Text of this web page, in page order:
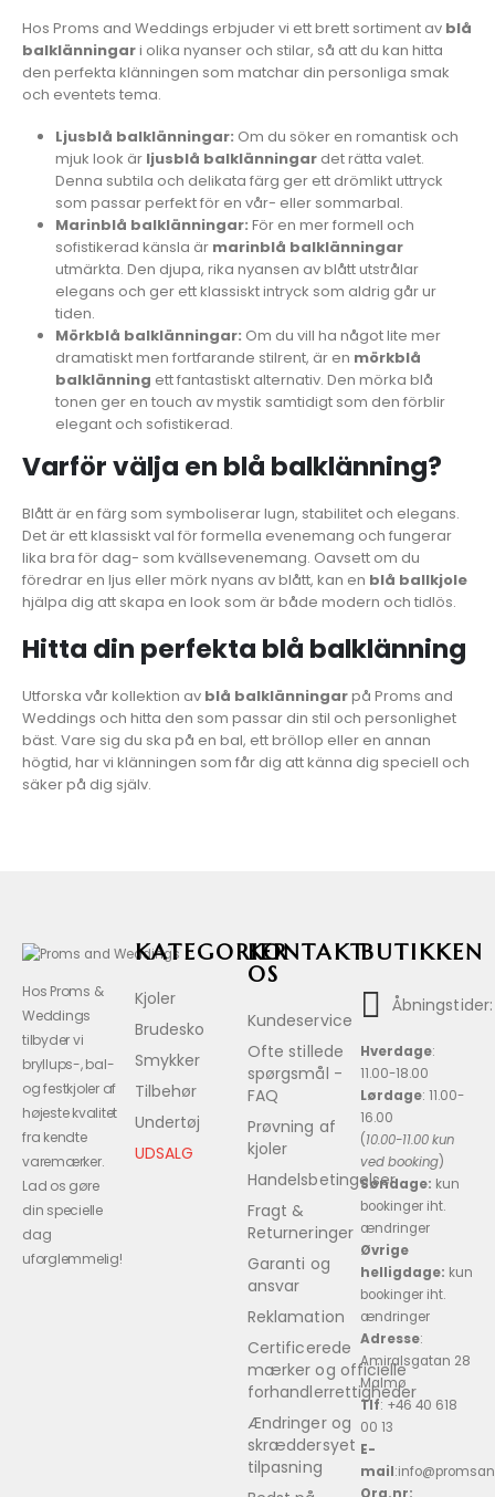
Hos Proms and Weddings erbjuder vi ett brett sortiment av blå
balklänningari olika nyanser och stilar, så att du kan hitta
den perfekta klänningen som matchar din personliga smak
och eventets tema.
Ljusblå balklänningar: Om du söker en romantisk och
mjuk look är ljusblå balklänningardet rätta valet.
Denna subtila och delikata färg ger ett drömlikt uttryck
som passar perfekt för en vår- eller sommarbal.
Marinblå balklänningar: För en mer formell och
sofistikerad känsla är marinblå balklänningar
utmärkta. Den djupa, rika nyansen av blått utstrålar
elegans och ger ett klassiskt intryck som aldrig går ur
tiden.
Mörkblå balklänningar: Om du vill ha något lite mer
dramatiskt men fortfarande stilrent, är en mörkblå
balklänning ett fantastiskt alternativ. Den mörka blå
tonen ger en touch av mystik samtidigt som den förblir
elegant och sofistikerad.
Varför välja en blå balklänning?
Blått är en färg som symboliserar lugn, stabilitet och elegans.
Det är ett klassiskt val för formella evenemang och fungerar
lika bra för dag- som kvällsevenemang. Oavsett om du
föredrar en ljus eller mörk nyans av blått, kan en blå ballkjole
hjälpa dig att skapa en look som är både modern och tidlös.
Hitta din perfekta blå balklänning
Utforska vår kollektion av blå balklänningarpå Proms and
Weddings och hitta den som passar din stil och personlighet
bäst. Vare sig du ska på en bal, ett bröllop eller en annan
högtid, har vi klänningen som får dig att känna dig speciell och
säker på dig själv.
Hos Proms &
Weddings
tilbyder vi
bryllups-, bal-
og festkjoler af
højeste kvalitet
fra kendte
varemærker.
Lad os gøre
din specielle
dag
uforglemmelig!
BUTIKKEN
Åbningstider:
Hverdage:
11.00-18.00
Lørdage: 11.00-
16.00
(10.00-11.00 kun
ved booking)
Søndage: kun
bookinger iht.
ændringer
Øvrige
helligdage: kun
bookinger iht.
ændringer
Adresse:
Amiralsgatan 28
Malmø
Tlf: +46 40 618 ​
00 13
E-
mail
KONTAKT
OS
Kundeservice
Ofte stillede
spørgsmål -
FAQ
Prøvning af
kjoler
Handelsbetingelser
Fragt &
Returneringer
Garanti og
ansvar
Reklamation
Certificerede
mærker og officielle
forhandlerrettigheder
Ændringer og
skræddersyet
tilpasning
KATEGORIER
Kjoler
Brudesko
Smykker
Tilbehør
Undertøj
UDSALG